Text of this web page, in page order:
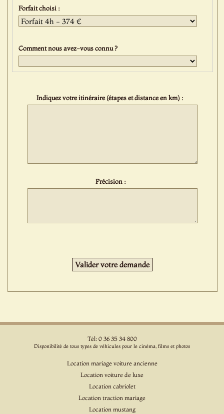
Forfait choisi :
Comment nous avez-vous connu ?
Indiquez votre itinéraire (étapes et distance en km) :
Précision :
Tél: 0 36 35 34 800
Disponibilité de tous types de véhicules pour le cinéma, films et photos
Location mariage voiture ancienne
Location voiture de luxe
Location cabriolet
Location traction mariage
Location mustang